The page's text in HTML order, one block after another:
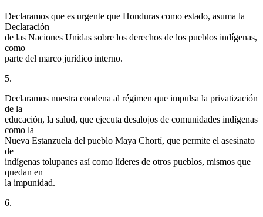
Declaramos que es urgente que Honduras como estado, asuma la
Declaración
de las Naciones Unidas sobre los derechos de los pueblos indígenas,
como
parte del marco jurídico interno.
5.
Declaramos nuestra condena al régimen que impulsa la privatización
de la
educación, la salud, que ejecuta desalojos de comunidades indígenas
como la
Nueva Estanzuela del pueblo Maya Chortí, que permite el asesinato
de
indígenas tolupanes así como líderes de otros pueblos, mismos que
quedan en
la impunidad.
6.